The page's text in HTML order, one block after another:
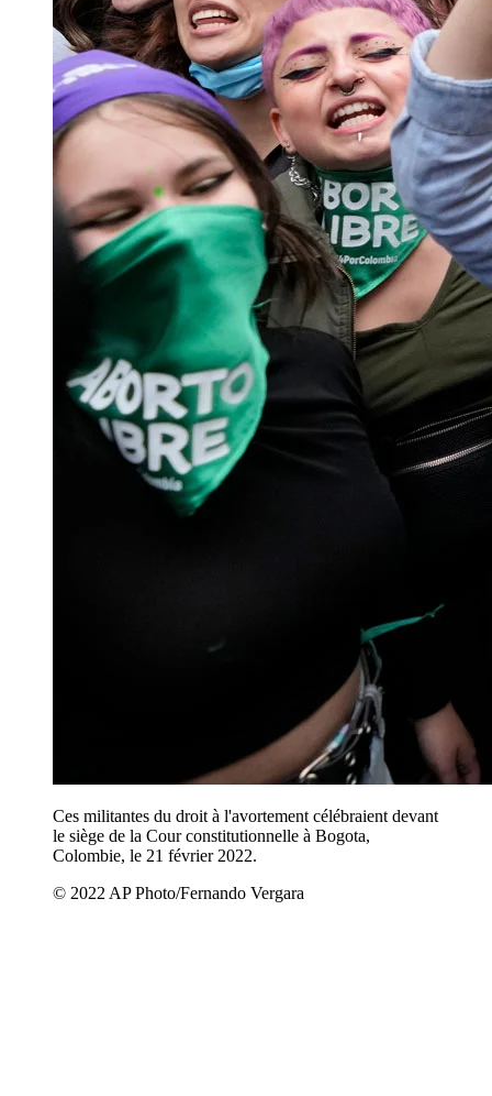
Ces militantes du droit à l'avortement célébraient devant
le siège de la Cour constitutionnelle à Bogota,
Colombie, le 21 février 2022.
© 2022 AP Photo/Fernando Vergara